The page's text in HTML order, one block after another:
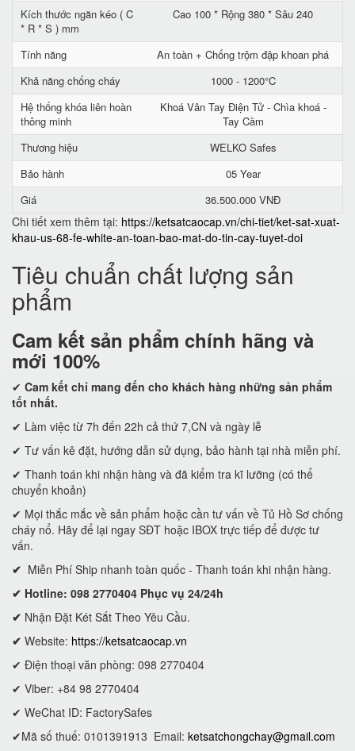
Kích thước ngăn kéo ( C
* R * S ) mm
Cao 100 * Rộng 380 * Sâu 240
Tính năng
An toàn + Chống trộm đập khoan phá
Khả năng chống cháy
1000 - 1200°C
Hệ thống khóa liên hoàn
thông minh
Khoá Vân Tay Điện Tử - Chìa khoá -
Tay Cầm
Thương hiệu
WELKO Safes
Bảo hành
05 Year
Giá
36.500.000 VNĐ
Chi tiết xem thêm tại: https://ketsatcaocap.vn/chi-tiet/ket-sat-xuat-
khau-us-68-fe-white-an-toan-bao-mat-do-tin-cay-tuyet-doi
Tiêu chuẩn chất lượng sản
phẩm
Cam kết sản phẩm chính hãng và
mới 100%
✔ Cam kết chỉ mang đến cho khách hàng những sản phẩm
tốt nhất.
✔ Làm việc từ 7h đến 22h cả thứ 7,CN và ngày lễ
✔ Tư vấn kê đặt, hướng dẫn sử dụng, bảo hành tại nhà miễn phí.
✔ Thanh toán khi nhận hàng và đã kiểm tra kĩ lưỡng (có thể
chuyển khoản)
✔ Mọi thắc mắc về sản phẩm hoặc cần tư vấn về Tủ Hồ Sơ chống
cháy nổ. Hãy để lại ngay SĐT hoặc IBOX trực tiếp để được tư
vấn.
✔ Miễn Phí Ship nhanh toàn quốc - Thanh toán khi nhận hàng.
✔ Hotline: 098 2770404 Phục vụ 24/24h
✔ Nhận Đặt Két Sắt Theo Yêu Cầu.
✔ Website: https://ketsatcaocap.vn
✔ Điện thoại văn phòng: 098 2770404
✔ Viber: +84 98 2770404
✔ WeChat ID: FactorySafes
✔Mã số thuế: 0101391913 Email: ketsatchongchay@gmail.com